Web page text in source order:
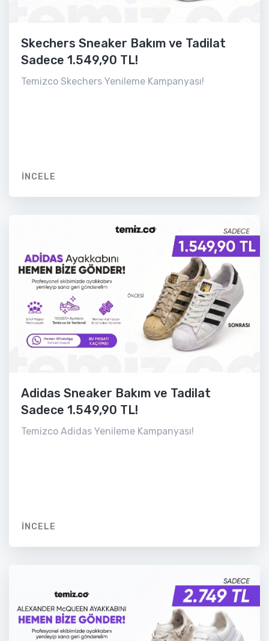
Skechers Sneaker Bakım ve Tadilat
Sadece 1.549,90 TL!
Temizco Skechers Yenileme Kampanyası!
İNCELE
Adidas Sneaker Bakım ve Tadilat
Sadece 1.549,90 TL!
Temizco Adidas Yenileme Kampanyası!
İNCELE